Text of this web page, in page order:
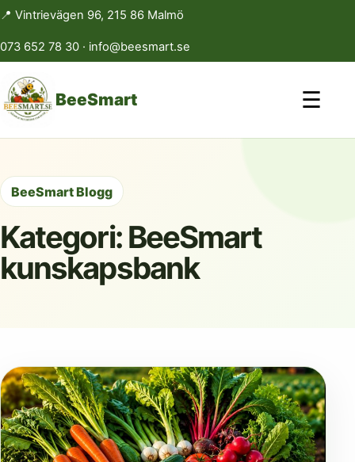
📍 Vintrievägen 96, 215 86 Malmö
073 652 78 30 · info@beesmart.se
BeeSmart ☰
BeeSmart Blogg
Kategori:BeeSmart
kunskapsbank